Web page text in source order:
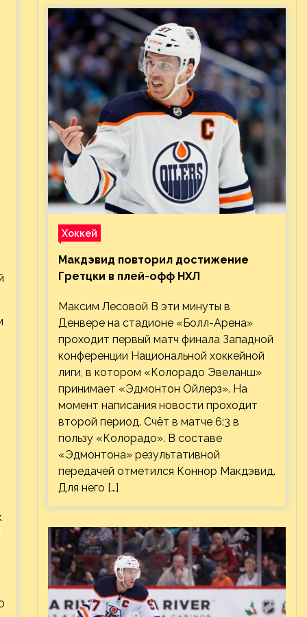
Хоккей
Макдэвид повторил достижение
Гретцки в плей-офф НХЛ
Максим Лесовой В эти минуты в
Денвере на стадионе «Болл-Арена»
проходит первый матч финала Западной
конференции Национальной хоккейной
лиги, в котором «Колорадо Эвеланш»
принимает «Эдмонтон Ойлерз». На
момент написания новости проходит
второй период. Счёт в матче 6:3 в
пользу «Колорадо». В составе
«Эдмонтона» результативной
передачей отметился Коннор Макдэвид.
Для него […]